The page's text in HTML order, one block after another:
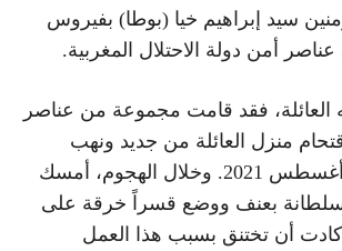
سيد إبراهيم خيا (بوطا) بفيروس
أمن دولة الاحتلال المغربية.
العائلة، فقد قامت مجموعة من عناصر
منزل العائلة من جديد ونهب
محتوياته في 22 أغسطس 2021. وخلال الهجوم، أمسك
سلطانة بعنف ووضع قسراً خرقة على
كادت أن تختنق بسبب هذا العمل